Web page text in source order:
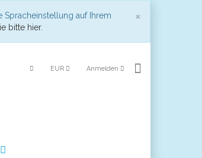
×
auf Ihrem
bitte hier.
EUR Anmelden